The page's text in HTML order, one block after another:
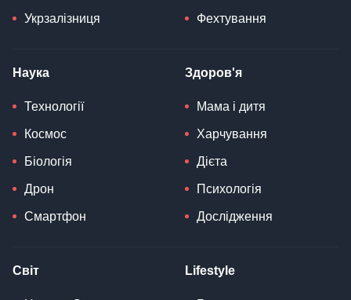
Укрзалізниця Фехтування
Наука
Технології
Космос
Біологія
Дрон
Смартфон
Здоров'я
Мама і дитя
Харчування
Дієта
Психологія
Дослідження
Світ Lifestyle